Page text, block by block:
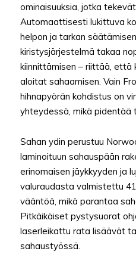
ominaisuuksia, jotka
Automaattisesti lukittuva
helpon ja tarkan
kiristysjärjestelmä takaa
kiinnittämisen – riittää, että
aloitat sahaamisen. Vain
hihnapyörän kohdistus on
yhteydessä, mikä pidentää
Sahan ydin perustuu
laminoituun sahauspään
erinomaisen jäykkyyden ja
valuraudasta valmistettu
vääntöä, mikä parantaa
Pitkäikäiset pystysuorat
laserleikattu rata lisäävät
sahaustyössä.